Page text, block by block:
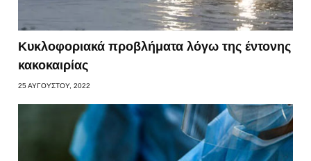
Κυκλοφοριακά προβλήματα λόγω της έντονης
κακοκαιρίας
25 ΑΥΓΟΎΣΤΟΥ, 2022